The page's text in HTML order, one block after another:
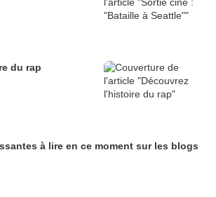
du rap
à lire en ce moment sur les blogs